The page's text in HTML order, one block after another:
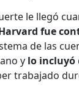
le llegó
fue
de las
y lo incluyó
trabajado